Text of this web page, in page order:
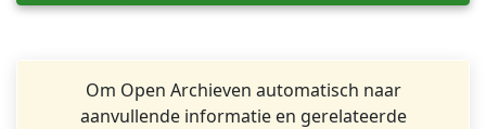
Om Open Archieven automatisch naar
aanvullende informatie en gerelateerde